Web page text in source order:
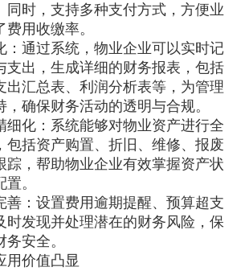
同时，支持多种支付方式，方便业
用收缴率。
通过系统，物业企业可以实时记
支出，生成详细的财务报表，包括
出汇总表、利润分析表等，为管理
，确保财务活动的透明与合规。
化：系统能够对物业资产进行全
包括资产购置、折旧、维修、报废
踪，帮助物业企业有效掌握资产状
。
：设置费用逾期提醒、预算超支
时发现并处理潜在的财务风险，保
安全。
价值凸显